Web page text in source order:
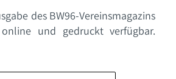
des BW96-Vereinsmagazins
und gedruckt verfügbar.